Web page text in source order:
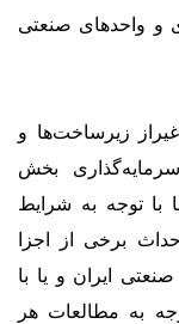
و واحدهای صنعتی
زیرساخت‌ها و
بخش
با توجه به شرایط
برخی از اجزا
ایران و یا با
به مطالعات هر